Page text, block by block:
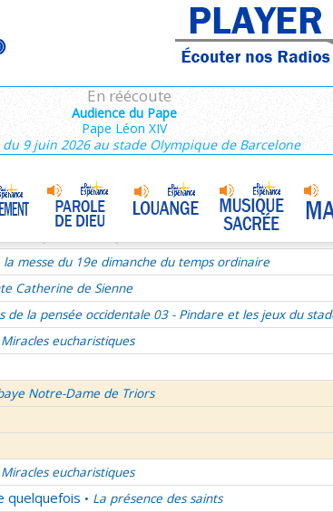
max
En réécoute
Audience du Pape
Pape Léon XIV
du 9 juin 2026 au stade Olympique de Barcelone
de Sales 36/106
du Seigneur
de Notre-Dame • La joie dans l’Esprit-Saint
du Seigneur - 1re lecture Dn 7 ou 2P 1
du Seigneur - Psaume 96
messe du 19e dimanche du temps ordinaire
Catherine de Sienne
de la pensée occidentale 03 - Pindare et les jeux du
eucharistiques
Notre-Dame de Triors
eucharistiques
quelquefois • La présence des saints